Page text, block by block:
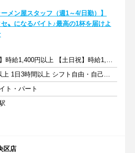
ーメン屋スタッフ（週1～4/日勤）】
セ〟になるバイト♪最高の1杯を届けよ
【平日】時給1,400円以上 【土日祝】時給1,500円以上+交通費支給
週1日以上 1日3時間以上 シフト自由・自己申告
ト・パート
区店